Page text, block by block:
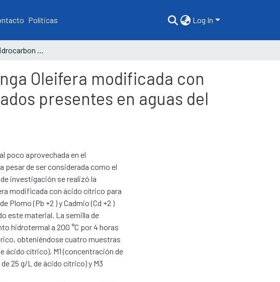
Políticas Log In
Producción de Hidrocarbon de semilla de Moringa Oleifera modificada con ácido cítrico para la adsorción de metales pesados presentes en aguas del Rio Tumbes
Oleifera modificada con
presentes en aguas del
poco aprovechada en el
pesar de ser considerada como el
investigación se realizó la
modificada con ácido cítrico para
Plomo (Pb +2 ) y Cadmio (Cd +2 )
este material. La semilla de
hidrotermal a 200 °C por 4 horas
obteniéndose cuatro muestras
ácido cítrico), M1 (concentración de
25 g/L de ácido cítrico) y M3